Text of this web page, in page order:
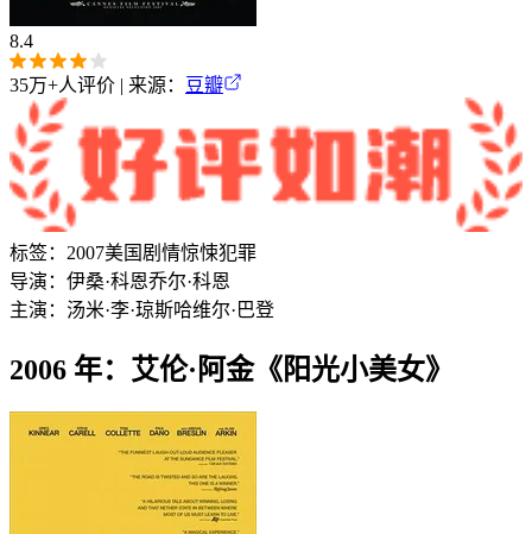
8.4
35万+人评价 | 来源： 豆瓣
标签： 2007美国 剧情惊悚犯罪
导演： 伊桑·科恩乔尔·科恩
主演： 汤米·李·琼斯哈维尔·巴登
2006 年：艾伦·阿金《阳光小美女》